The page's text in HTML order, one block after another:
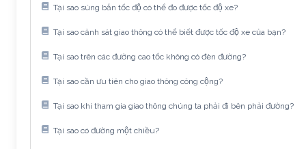
Tại sao súng bắn tốc độ có thể đo được tốc độ xe?
Tại sao cảnh sát giao thông có thể biết được tốc độ xe của bạn?
Tại sao trên các đường cao tốc không có đèn đường?
Tại sao cần ưu tiên cho giao thông công cộng?
Tại sao khi tham gia giao thông chúng ta phải đi bên phải đường?
Tại sao có đường một chiều?